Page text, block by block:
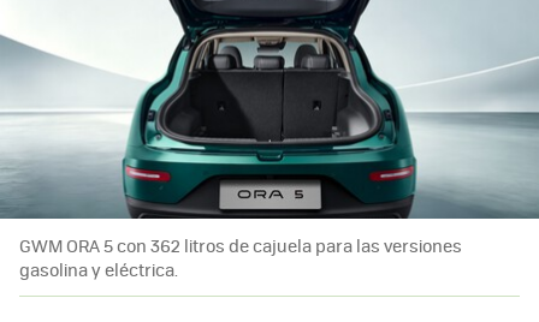
GWM ORA 5 con 362 litros de cajuela para las versiones
gasolina y eléctrica.